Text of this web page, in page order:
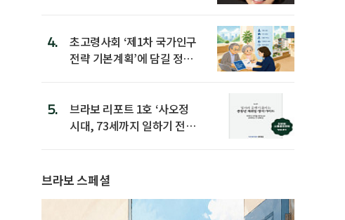
4.
초고령사회 ‘제1차 국가인구
전략 기본계획’에 담길 정책
5.
브라보 리포트 1호 ‘사오정
시대, 73세까지 일하기 전략’
브라보 스페셜